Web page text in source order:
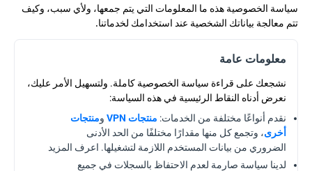
سياسة الخصوصية هذه ما المعلومات التي يتم جمعها، ولأي سبب، وكيف
تتم معالجة بياناتك الشخصية عند استخدامك لخدماتنا.
معلومات عامة
نشجعك على قراءة سياسة الخصوصية كاملة. ولتسهيل الأمر عليك،
نعرض أدناه النقاط الرئيسية في هذه السياسة:
نقدم أنواعًا مختلفة من الخدمات: منتجات VPN ومنتجات
أخرى، وتجمع كل منها مقدارًا مختلفًا من الحد الأدنى
الضروري من بيانات المستخدم اللازمة لتشغيلها. اعرف المزيد
لدينا سياسة صارمة لعدم الاحتفاظ بالسجلات في جميع